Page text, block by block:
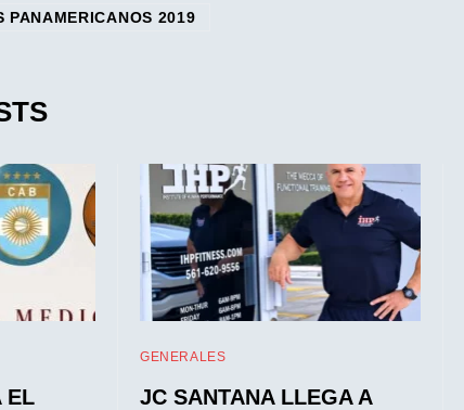
PANAMERICANOS 2019
EL
GENERALES
JC SANTANA LLEGA A